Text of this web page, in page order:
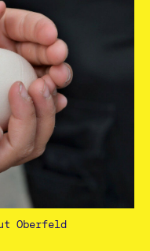
Oberfeld